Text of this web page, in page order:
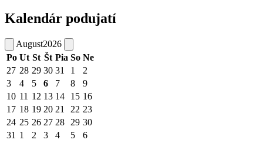
Kalendár podujatí
August2026
Po Ut St Št Pia So Ne
27 28 29 30 31 1
2
3
4 5 6 7 8
9
10 11 12 13 14 15 16
17 18 19 20 21 22 23
24 25 26 27 28 29 30
31 1 2 3 4 5 6